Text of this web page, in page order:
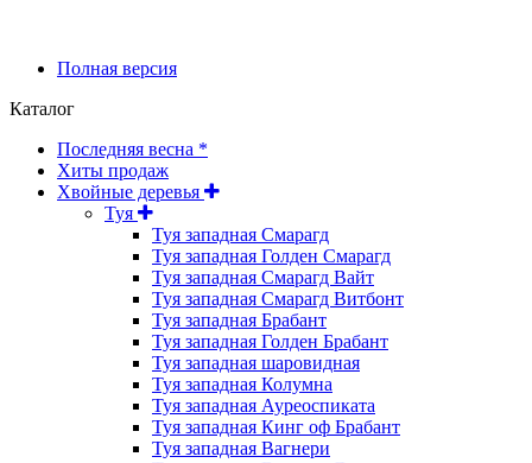
Полная версия
Каталог
Последняя весна *
Хиты продаж
Хвойные деревья
Туя
Туя западная Смарагд
Туя западная Голден Смарагд
Туя западная Смарагд Вайт
Туя западная Смарагд Витбонт
Туя западная Брабант
Туя западная Голден Брабант
Туя западная шаровидная
Туя западная Колумна
Туя западная Ауреоспиката
Туя западная Кинг оф Брабант
Туя западная Вагнери